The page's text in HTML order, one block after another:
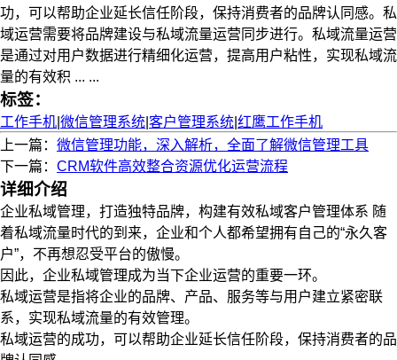
功，可以帮助企业延长信任阶段，保持消费者的品牌认同感。私
域运营需要将品牌建设与私域流量运营同步进行。私域流量运营
是通过对用户数据进行精细化运营，提高用户粘性，实现私域流
量的有效积 ... ...
标签：
工作手机 微信管理系统 客户管理系统 红鹰工作手机
上一篇： 微信管理功能，深入解析，全面了解微信管理工具
下一篇： CRM软件高效整合资源优化运营流程
详细介绍
企业私域管理，打造独特品牌，构建有效私域客户管理体系 随
着私域流量时代的到来，企业和个人都希望拥有自己的“永久客
户”，不再想忍受平台的傲慢。
因此，企业私域管理成为当下企业运营的重要一环。
私域运营是指将企业的品牌、产品、服务等与用户建立紧密联
系，实现私域流量的有效管理。
私域运营的成功，可以帮助企业延长信任阶段，保持消费者的品